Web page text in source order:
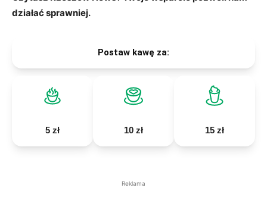
działać sprawniej.
Postaw kawę za:
5 zł 10 zł 15 zł
Reklama